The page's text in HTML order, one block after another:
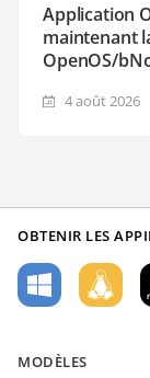
Application
maintenant
OpenOS/
4 août 2026
OBTENIR LES
MODÈLES